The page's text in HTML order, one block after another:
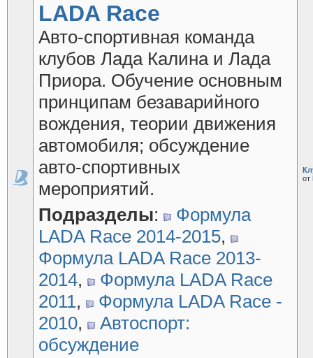
LADA Race
Авто-спортивная команда
клубов Лада Калина и Лада
Приора. Обучение основным
принципам безаварийного
вождения, теории движения
автомобиля; обсуждение
авто-спортивных
мероприятий.
Подразделы:
Формула
LADA Race 2014-2015,
Формула LADA Race 2013-
2014,
Формула LADA Race
2011,
Формула LADA Race -
2010,
Автоспорт:
обсуждение
от